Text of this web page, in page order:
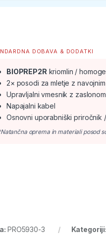
DOBAVA & DODATKI
BIOPREP2R kriomlin /
2× posodi za mletje z
Upravljalni vmesnik z
Napajalni kabel
Osnovni uporabniški priročnik
oprema in materiali posod
PRO5930-3 Kategoriji: